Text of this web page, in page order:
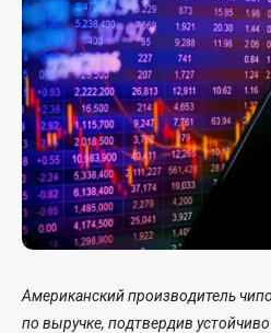
Американский производитель
по выручке, подтвердив